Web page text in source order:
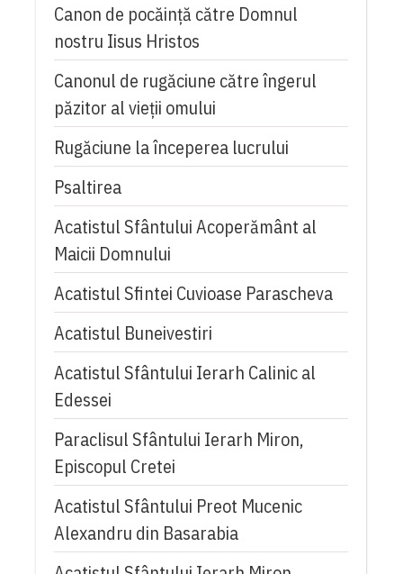
Canon de pocăință către Domnul
nostru Iisus Hristos
Canonul de rugăciune către îngerul
păzitor al vieții omului
Rugăciune la începerea lucrului
Psaltirea
Acatistul Sfântului Acoperământ al
Maicii Domnului
Acatistul Sfintei Cuvioase Parascheva
Acatistul Buneivestiri
Acatistul Sfântului Ierarh Calinic al
Edessei
Paraclisul Sfântului Ierarh Miron,
Episcopul Cretei
Acatistul Sfântului Preot Mucenic
Alexandru din Basarabia